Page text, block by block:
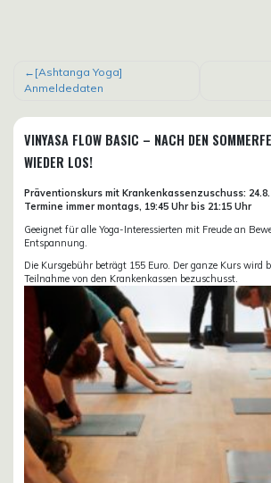
BEITRAGSNAVIGATION
[Ashtanga Yoga]
Anmeldedaten
VINYASA FLOW BASIC – NACH DEN
WIEDER LOS!
Präventionskurs mit Krankenkassenzuschuss:
Termine immer montags, 19:45 Uhr bis 21:15 Uhr
Geeignet für alle Yoga-Interessierten mit Freude an
Entspannung.
Die Kursgebühr beträgt 155 Euro. Der ganze Kurs wird
Teilnahme von den Krankenkassen bezuschusst.